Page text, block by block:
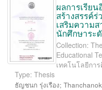
ผลการเรีย
สร้างสรรค์
เสริมความ
นักศึกษาระ
Collection:
Educational
เทคโนโลยีกา
Type: Thesis
ธัญชนก รุ่งเรือง;